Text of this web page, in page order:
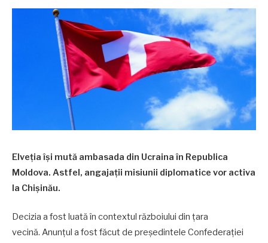
Elveția își mută ambasada din Ucraina în Republica
Moldova. Astfel, angajații misiunii diplomatice vor activa
la Chișinău.
Decizia a fost luată în contextul războiului din țara
vecină. Anunțul a fost făcut de președintele Confederației